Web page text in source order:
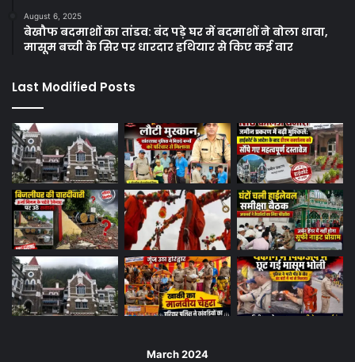
August 6, 2025
बेखौफ बदमाशों का तांडव: बंद पड़े घर में बदमाशों ने बोला धावा,
मासूम बच्ची के सिर पर धारदार हथियार से किए कई वार
Last Modified Posts
March 2024